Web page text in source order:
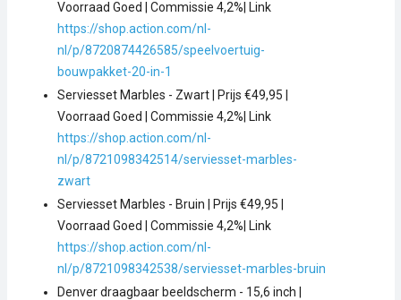
Voorraad Goed | Commissie 4,2%| Link
https://shop.action.com/nl-
nl/p/8720874426585/speelvoertuig-
bouwpakket-20-in-1
Serviesset Marbles - Zwart | Prijs €49,95 |
Voorraad Goed | Commissie 4,2%| Link
https://shop.action.com/nl-
nl/p/8721098342514/serviesset-marbles-
zwart
Serviesset Marbles - Bruin | Prijs €49,95 |
Voorraad Goed | Commissie 4,2%| Link
https://shop.action.com/nl-
nl/p/8721098342538/serviesset-marbles-bruin
Denver draagbaar beeldscherm - 15,6 inch |